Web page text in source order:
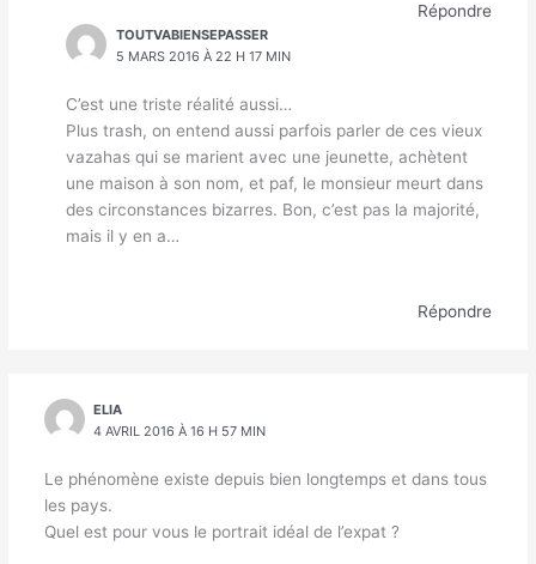
Répondre
TOUTVABIENSEPASSER
5 MARS 2016 À 22 H 17 MIN
C’est une triste réalité aussi…
Plus trash, on entend aussi parfois parler de ces vieux
vazahas qui se marient avec une jeunette, achètent
une maison à son nom, et paf, le monsieur meurt dans
des circonstances bizarres. Bon, c’est pas la majorité,
mais il y en a…
Répondre
ELIA
4 AVRIL 2016 À 16 H 57 MIN
Le phénomène existe depuis bien longtemps et dans tous
les pays.
Quel est pour vous le portrait idéal de l’expat ?